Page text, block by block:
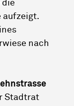
die
aufzeigt.
nach
Stadtrat